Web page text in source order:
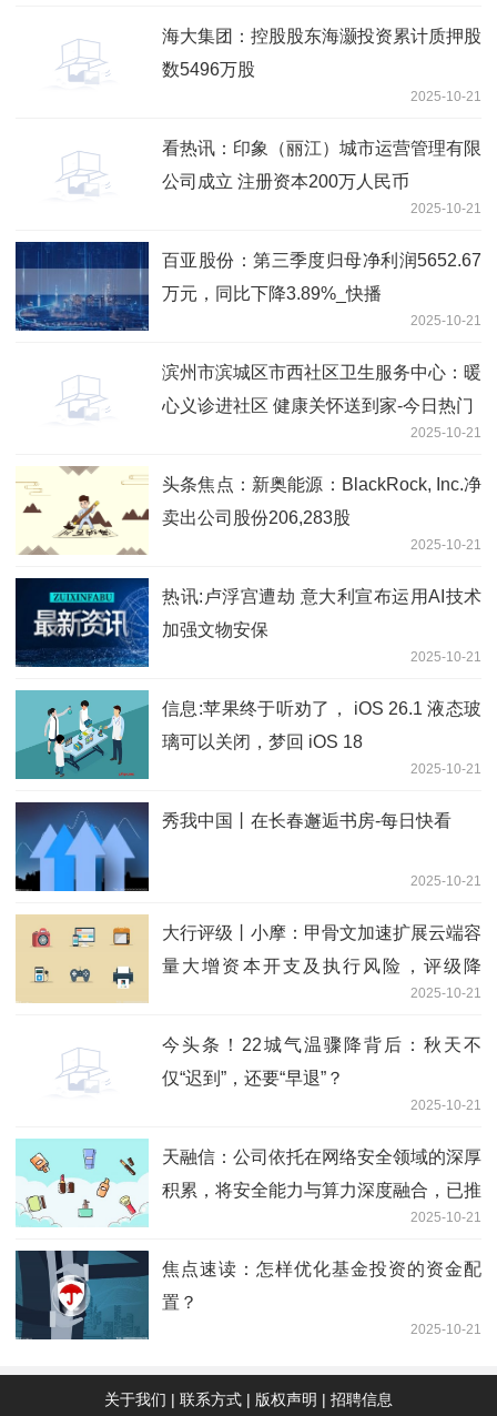
海大集团：控股股东海灏投资累计质押股
数5496万股
2025-10-21
看热讯：印象（丽江）城市运营管理有限
公司成立 注册资本200万人民币
2025-10-21
百亚股份：第三季度归母净利润5652.67
万元，同比下降3.89%_快播
2025-10-21
滨州市滨城区市西社区卫生服务中心：暖
心义诊进社区 健康关怀送到家-今日热门
2025-10-21
头条焦点：新奥能源：BlackRock, Inc.净
卖出公司股份206,283股
2025-10-21
热讯:卢浮宫遭劫 意大利宣布运用AI技术
加强文物安保
2025-10-21
信息:苹果终于听劝了， iOS 26.1 液态玻
璃可以关闭，梦回 iOS 18
2025-10-21
秀我中国丨在长春邂逅书房-每日快看
2025-10-21
大行评级丨小摩：甲骨文加速扩展云端容
量大增资本开支及执行风险，评级降
2025-10-21
今头条！22城气温骤降背后：秋天不
仅“迟到”，还要“早退”？
2025-10-21
天融信：公司依托在网络安全领域的深厚
积累，将安全能力与算力深度融合，已推
出智算云平台、智算一体机等系列产品
独家
2025-10-21
焦点速读：怎样优化基金投资的资金配
置？
2025-10-21
关于我们 | 联系方式 | 版权声明 | 招聘信息